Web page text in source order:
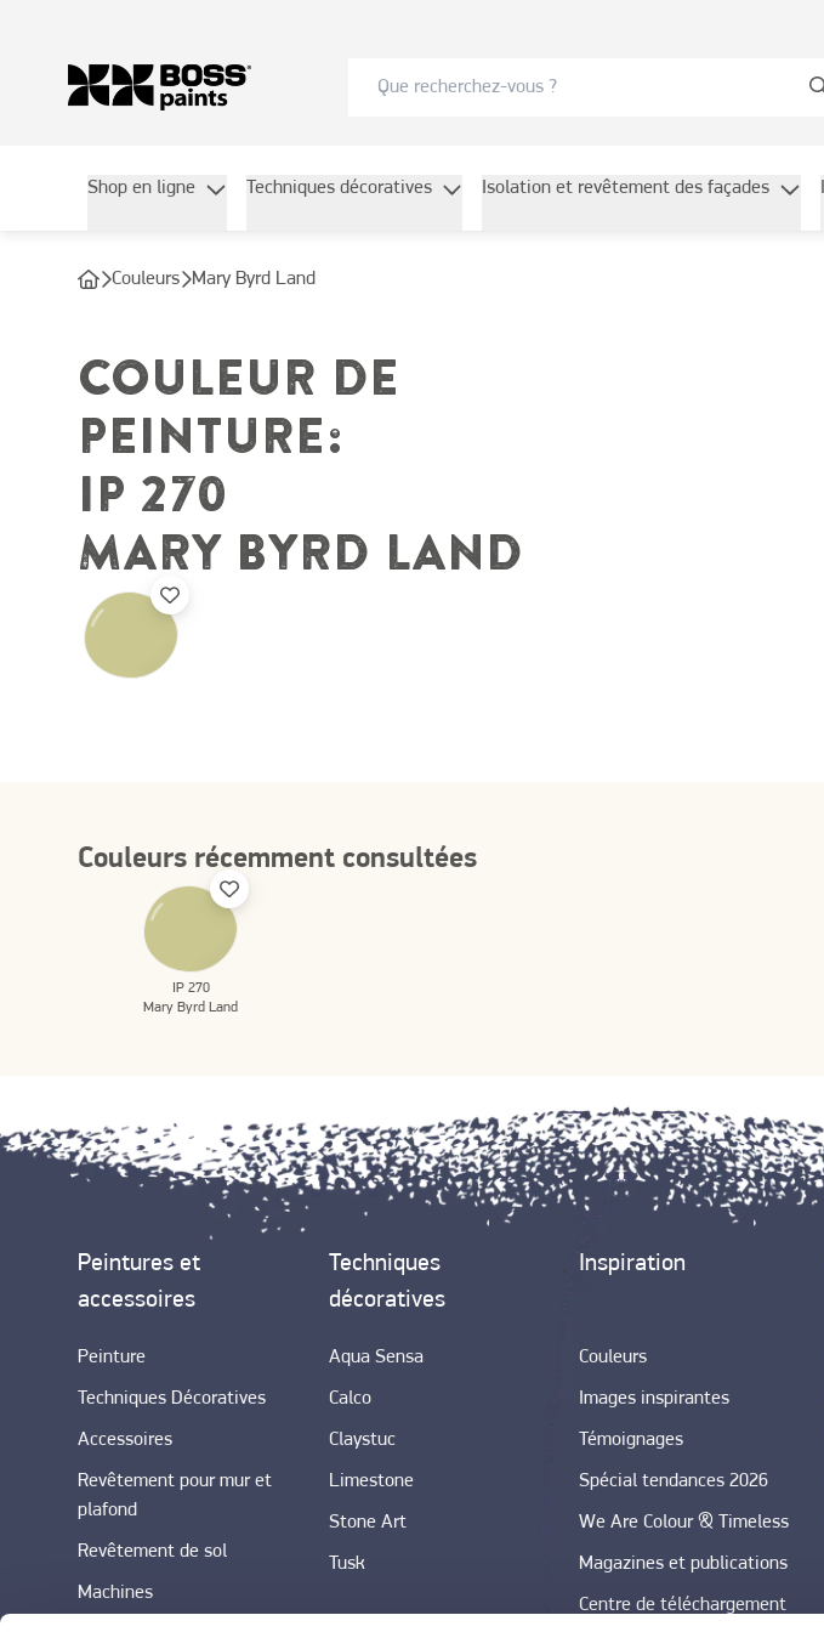
Shop en ligne Techniques décoratives Isolation et revêtement des façades
Couleurs Mary Byrd Land
COULEUR DE
PEINTURE:
IP 270
MARY BYRD LAND
Couleurs récemment consultées
IP 270
Mary Byrd Land
Peintures et
accessoires
Peinture
Techniques Décoratives
Accessoires
Revêtement pour mur et
plafond
Revêtement de sol
Machines
Techniques
décoratives
Aqua Sensa
Calco
Claystuc
Limestone
Stone Art
Tusk
Inspiration
Couleurs
Images inspirantes
Témoignages
Spécial tendances 2026
We Are Colour & Timeless
Magazines et publications
Centre de téléchargement